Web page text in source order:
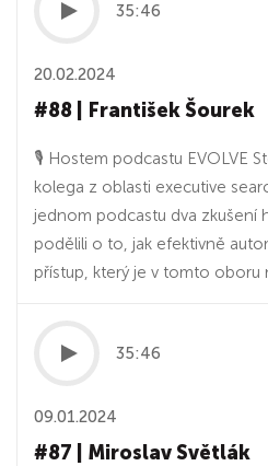
35:46
20.02.2024
#88 | František Šourek
🎙 Hostem podcastu EVOLVE
kolega z oblasti executive
jednom podcastu dva zkušení
podělili o to, jak efektivně
přístup, který je v tomto oboru
35:46
09.01.2024
#87 | Miroslav Světlák